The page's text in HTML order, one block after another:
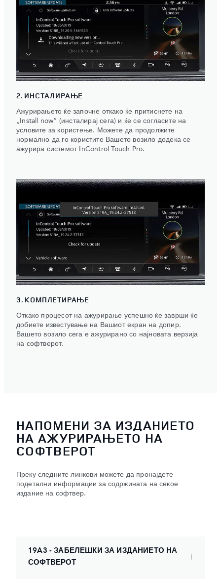
2. ИНСТАЛИРАЊЕ
Ажурирањето ќе започне откако ќе притиснете на
„Install now“ (инсталирај сега) и ќе се согласите на
условите за користење. Можете да продолжите
нормално да го користите Вашето возило додека се
ажурира системот InControl Touch Pro.
3. КОМПЛЕТИРАЊЕ
Откако процесот на ажурирање успешно ќе заврши ќе
добиете известување на Вашиот екран на допир.
Вашето возило сега е ажурирано со најновата верзија
на софтверот.
НАПОМЕНИ ЗА ИЗДАНИЕТО
НА АЖУРИРАЊЕТО НА
СОФТВЕРОТ
Преку следните линкови можете да пронајдете
подетални информации за содржината на секое
издание на софтвер.
19A3 - ЗАБЕЛЕШКИ ЗА ИЗДАНИЕТО НА
СОФТВЕРОТ